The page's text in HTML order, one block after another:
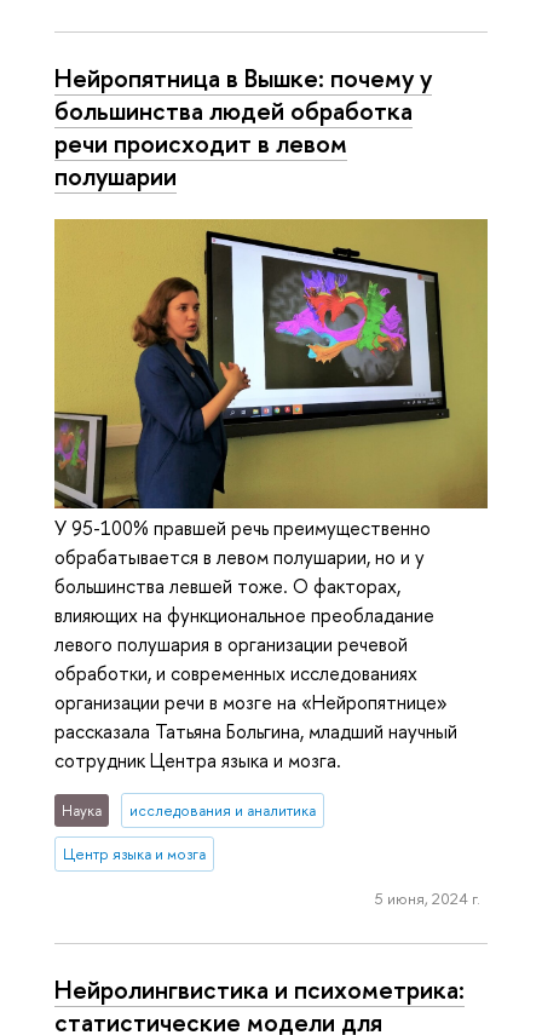
Нейропятница в Вышке: почему у
большинства людей обработка
речи происходит в левом
полушарии
У 95-100% правшей речь преимущественно
обрабатывается в левом полушарии, но и у
большинства левшей тоже. О факторах,
влияющих на функциональное преобладание
левого полушария в организации речевой
обработки, и современных исследованиях
организации речи в мозге на «Нейропятнице»
рассказала Татьяна Больгина, младший научный
сотрудник Центра языка и мозга.
Наука исследования и аналитика
Центр языка и мозга
5 июня, 2024 г.
Нейролингвистика и психометрика:
статистические модели для